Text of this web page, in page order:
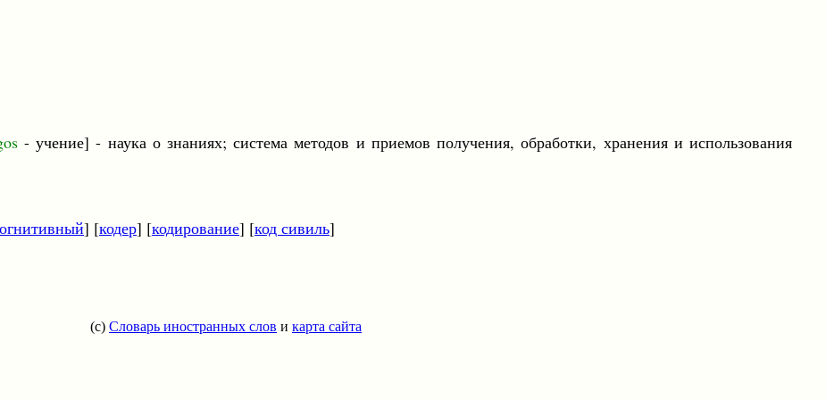
- учение] - наука о знаниях; система методов и приемов получения, обработки, хранения и использования
] [кодер] [кодирование] [код сивиль]
(c) Словарь иностранных слов и карта сайта